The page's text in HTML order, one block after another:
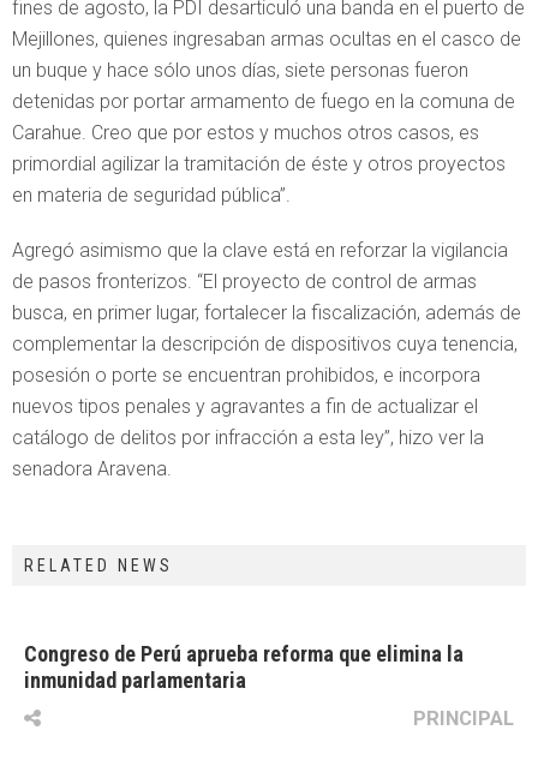
fines de agosto, la PDI desarticuló una banda en el puerto de
Mejillones, quienes ingresaban armas ocultas en el casco de
un buque y hace sólo unos días, siete personas fueron
detenidas por portar armamento de fuego en la comuna de
Carahue. Creo que por estos y muchos otros casos, es
primordial agilizar la tramitación de éste y otros proyectos
en materia de seguridad pública”.
Agregó asimismo que la clave está en reforzar la vigilancia
de pasos fronterizos. “El proyecto de control de armas
busca, en primer lugar, fortalecer la fiscalización, además de
complementar la descripción de dispositivos cuya tenencia,
posesión o porte se encuentran prohibidos, e incorpora
nuevos tipos penales y agravantes a fin de actualizar el
catálogo de delitos por infracción a esta ley”, hizo ver la
senadora Aravena.
RELATED NEWS
Congreso de Perú aprueba reforma que elimina la
inmunidad parlamentaria
PRINCIPAL